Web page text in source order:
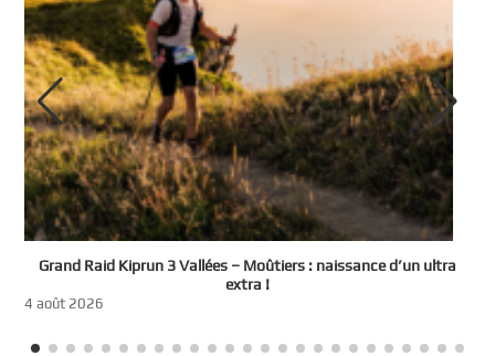
Grand Raid Kiprun 3 Vallées – Moûtiers : naissance d’un ultra
extra !
4 août 2026